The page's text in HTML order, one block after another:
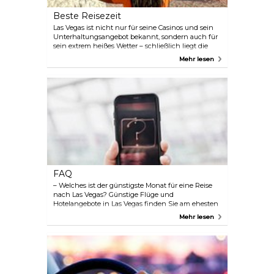
hinaus gültig ist.
Beste Reisezeit
Las Vegas ist nicht nur für seine Casinos und sein
Unterhaltungsangebot bekannt, sondern auch für
sein extrem heißes Wetter – schließlich liegt die
Stadt mitten in der Wüste. Die beste Zeit für einen
wenn die Temperaturen bei 20–25 °C liegen. Im
Winter ist das Touristenaufkommen groß, vor allem
während der Feiertage. Versuchen Sie daher, eine
Reise in der Wochenmitte zu planen, da dann
sowohl die Flugtickets als auch die Hotelpreise im
Vergleich zum Wochenende deutlich niedriger
sind.
Mehr lesen
FAQ
– Welches ist der günstigste Monat für eine Reise
nach Las Vegas? Günstige Flüge und
Hotelangebote in Las Vegas finden Sie am ehesten
im Januar. August und Oktober sind ebenfalls
wie Valentinstag und Neujahr reisen. – Was ist der
20-Dollar-Trick in Las Vegas? Der so genannte 20-
Dollar-Trick ist ein Versuch, ein Zimmer-Upgrade
zu erhalten, indem Sie dem Hotelangestellten bei
Mehr lesen